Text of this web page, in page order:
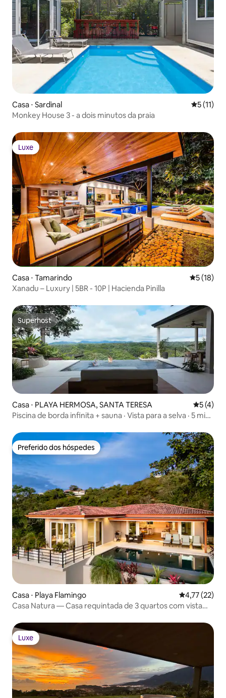
Casa ⋅ Sardinal 5 de uma
5 (11)
Monkey House 3 - a dois minutos da praia
Luxe
Luxe
Casa ⋅ Tamarindo 5 de uma
5 (18)
Xanadu – Luxury | 5BR - 10P | Hacienda Pinilla
Superhost
Superhost
Casa ⋅ PLAYA HERMOSA, SANTA TERESA 5 de
5 (4)
Piscina de borda infinita + sauna · Vista para a selva · 5 min
Preferido dos hóspedes
Preferido dos hóspedes
Casa ⋅ Playa Flamingo 4,77 de uma
4,77 (22)
Casa Natura — Casa requintada de 3 quartos com vista
Luxe
Luxe